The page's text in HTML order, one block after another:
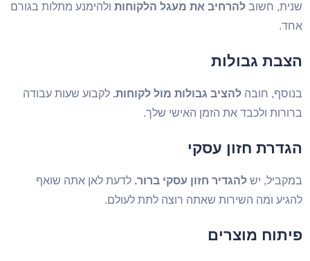
חשובלהרחיב את מעגל הלקוחותולהימנע מתלות בגורם
גבולות
חובהלהציב גבולות מול לקוחות.לקבוע שעות עבודה
ולכבד את הזמן האישי שלך.
חזון עסקי
יש להגדיר חזון עסקי ברור.לדעת לאן אתה שואף
ומה השירות שאתה רוצה לתת לעולם.
מוצרים